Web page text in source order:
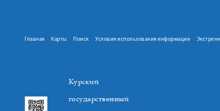
Главная Карты Поиск Условия использования информации
Курский
государственный